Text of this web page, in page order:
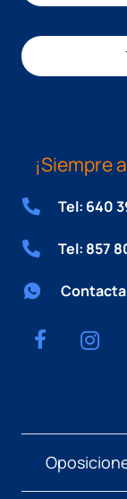
¡Siempre
Tel: 640
Tel: 857